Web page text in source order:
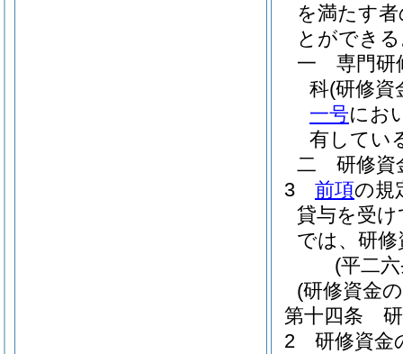
を満たす
とができ
一
専門研
科(研修資
一号にお
有してい
二
研修資
3
前項の規
貸与を受
では、研
(平二
(研修資金
第十四条
2
研修資金